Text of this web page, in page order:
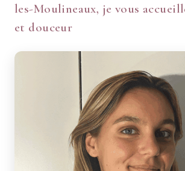
les-Moulineaux, je vous
et douceur